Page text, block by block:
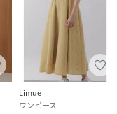
Limue
ワンピース